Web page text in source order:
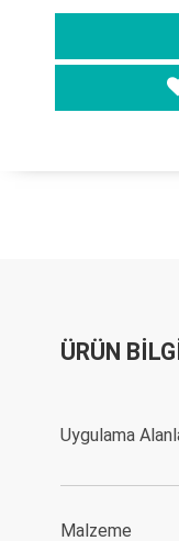
ÜRÜN
Uygulama
Malzeme